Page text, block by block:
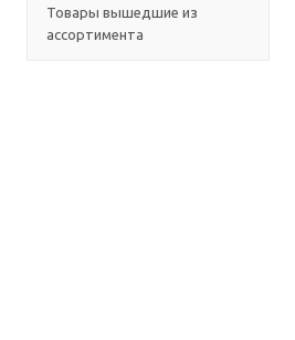
Товары вышедшие из
ассортимента